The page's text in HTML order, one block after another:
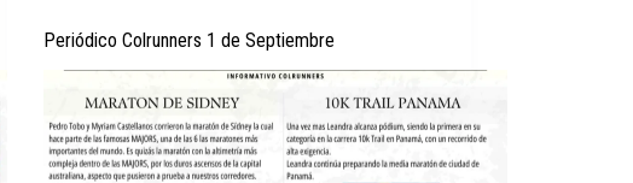
Periódico Colrunners 1 de Septiembre